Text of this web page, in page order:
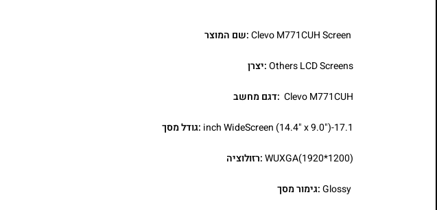
:שם המוצר
Others LCD Screens:יצרן
Clevo M771CUH :דגם מחשב
17.1-inch WideScreen (14.4" x 9.0") :גודל מסך
WUXGA(1920*1200):רזולוציה
Glossy:גימור מסך